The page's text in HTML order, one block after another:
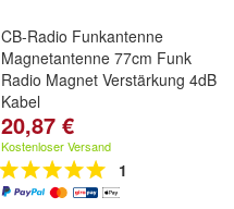
CB-Radio Funkantenne
Magnetantenne 77cm Funk
Radio Magnet Verstärkung 4dB
Kabel
20,87 €
Kostenloser Versand
1